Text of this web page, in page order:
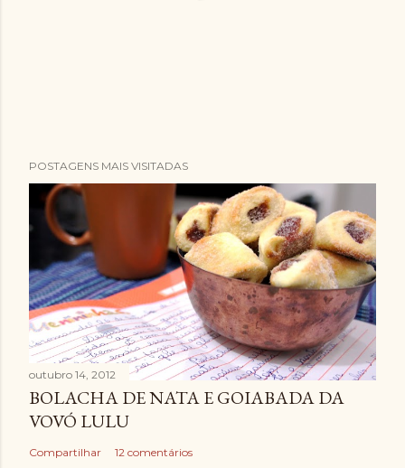
o
t
r
u
m
c
o
m
e
n
t
POSTAGENS MAIS VISITADAS
outubro 14, 2012
BOLACHA DE NATA E GOIABADA DA
VOVÓ LULU
Compartilhar 12 comentários